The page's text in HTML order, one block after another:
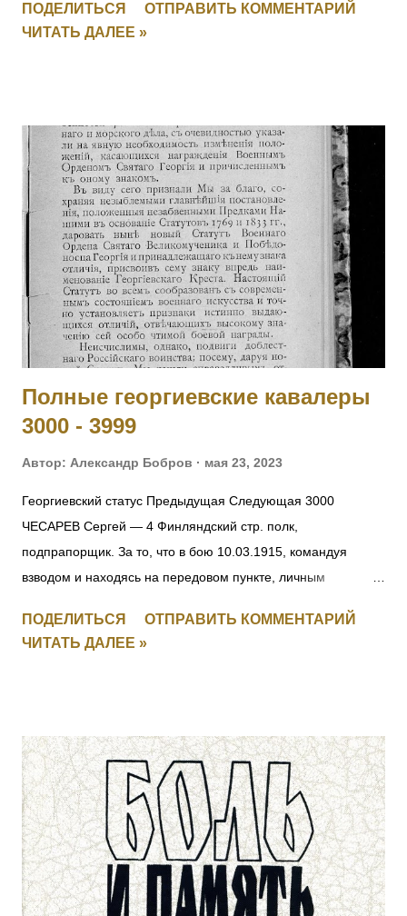
27.09.1915. 5005 ПОЛОМАРЧУК Николай — 126 пех.
Рыльский полк, 5 рота, фельдфебель. За отличие в бою
11 рота, ст. унтер-офицер. За отличие в бою 27.09.1915.
5008 КЛОПЧУК Василий — 126 пех. Рыльский полк, 16 рота,
мл. унтер-офицер. За отличие в бою 27.09.1915. 5009
МОНЧАРУК Сильвестр — 126 пех. Рыльский полк,
пулеметная команда, ст. унтер-офицер. За отличие в бою
27.09.1915. 5010 ОБЕДЗИНСКИЙ Игнатий — 126 пех.
Рыльский полк, пулеметная команда, ст. унтер-офицер. За
отличие в бою 27.09.1915. 5011 - 5012 Фамилия не
установлена. 5013 БАММАТОВ Бийглыч — 2 Дагестанский
ПОДЕЛИТЬСЯ
ОТПРАВИТЬ КОММЕНТАРИЙ
ЧИТАТЬ ДАЛЕЕ »
Полные георгиевские кавалеры
3000 - 3999
Автор: Александр Бобров мая 23, 2023
Георгиевский статус Предыдущая Следующая 3000
ЧЕСАРЕВ Сергей — 4 Финляндский стр. полк,
подпрапорщик. За то, что в бою 10.03.1915, командуя
взводом и находясь на передовом пункте, личным
отбил противника и удержал за собой позицию. [II-8059, III-
52383, IV-53035] 3001 СМИРНОВ Федул — 4 Финляндский
подчиненных и увлек их за собой в атаку, заняв
укрепленные окопы противника. [II-8075, III-52277, IV-93711]
3002 КАТКОВ Моисей — 4 Финляндский стр. полк,
подпрапорщик. За то, что в бою 6.02.1915, за убылью
ротного командира, принял командование ротой, и своей
распорядительностью удержал порядок и отбил атаку
противника, с большим для него уроном. Произведен в
ПОДЕЛИТЬСЯ
ОТПРАВИТЬ КОММЕНТАРИЙ
ЧИТАТЬ ДАЛЕЕ »